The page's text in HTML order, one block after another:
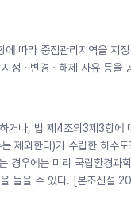
따라 중점관리지역을 지정
정ㆍ변경ㆍ해제 사유 등을
거나, 법 제4조의3제3항에
제외한다)가 수립한 하수도
경우에는 미리 국립환경과
을 들을 수 있다. [본조신설